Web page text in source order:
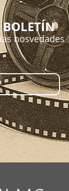
BOLETÍN
nosvedades
.